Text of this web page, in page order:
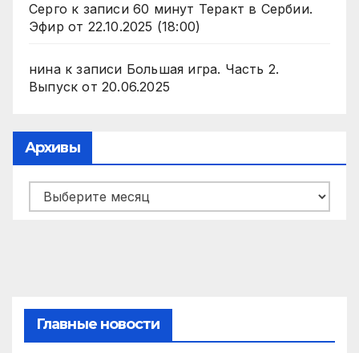
Серго к записи 60 минут Теракт в Сербии.
Эфир от 22.10.2025 (18:00)
нинак записи Большая игра. Часть 2.
Выпуск от 20.06.2025
Архивы
Архивы
Главные новости